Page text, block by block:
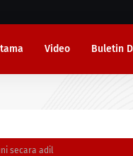
Video Buletin
secara adil